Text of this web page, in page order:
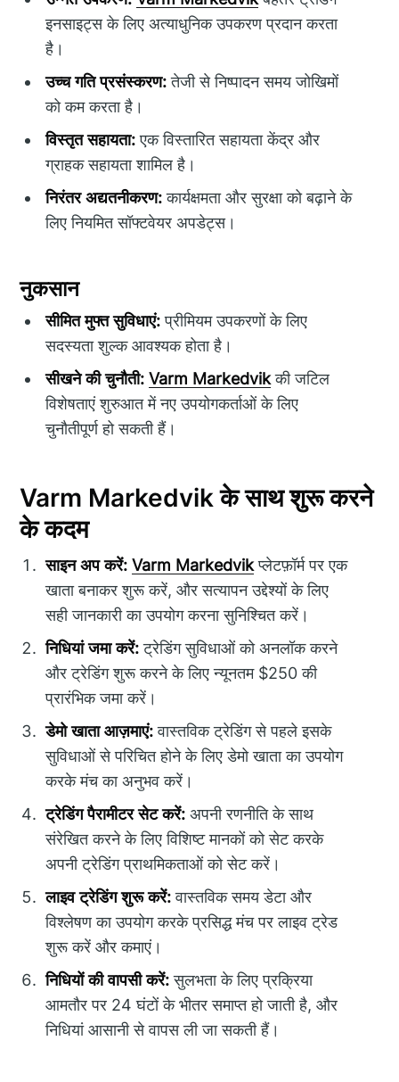
इनसाइट्स के लिए अत्याधुनिक उपकरण प्रदान करता
है।
उच्च गति प्रसंस्करण:तेजी से निष्पादन समय जोखिमों
को कम करता है।
विस्तृत सहायता:एक विस्तारित सहायता केंद्र और
ग्राहक सहायता शामिल है।
निरंतर अद्यतनीकरण:कार्यक्षमता और सुरक्षा को बढ़ाने के
लिए नियमित सॉफ्टवेयर अपडेट्स।
नुकसान
सीमित मुफ्त सुविधाएं:प्रीमियम उपकरणों के लिए
सदस्यता शुल्क आवश्यक होता है।
सीखने की चुनौती: Varm Markedvikकी जटिल
विशेषताएं शुरुआत में नए उपयोगकर्ताओं के लिए
चुनौतीपूर्ण हो सकती हैं।
Varm Markedvik के साथ शुरू करने
के कदम
साइन अप करें: Varm Markedvikप्लेटफ़ॉर्म पर एक
खाता बनाकर शुरू करें, और सत्यापन उद्देश्यों के लिए
सही जानकारी का उपयोग करना सुनिश्चित करें।
निधियां जमा करें:ट्रेडिंग सुविधाओं को अनलॉक करने
और ट्रेडिंग शुरू करने के लिए न्यूनतम $250 की
प्रारंभिक जमा करें।
डेमो खाता आज़माएं:वास्तविक ट्रेडिंग से पहले इसके
सुविधाओं से परिचित होने के लिए डेमो खाता का उपयोग
करके मंच का अनुभव करें।
ट्रेडिंग पैरामीटर सेट करें: अपनी रणनीति के साथ
संरेखित करने के लिए विशिष्ट मानकों को सेट करके
अपनी ट्रेडिंग प्राथमिकताओं को सेट करें।
लाइव ट्रेडिंग शुरू करें:वास्तविक समय डेटा और
विश्लेषण का उपयोग करके प्रसिद्ध मंच पर लाइव ट्रेड
शुरू करें और कमाएं।
निधियों की वापसी करें:सुलभता के लिए प्रक्रिया
आमतौर पर 24 घंटों के भीतर समाप्त हो जाती है, और
निधियां आसानी से वापस ली जा सकती हैं।